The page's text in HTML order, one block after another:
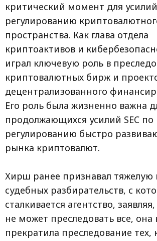
критический момент для усилий
регулированию
пространства. Как глава отдела
криптоактивов и
играл ключевую роль в
криптовалютных бирж и
децентрализованного
Его роль была жизненно важна
продолжающихся усилий SEC по
регулированию быстро
рынка криптовалют.
Хирш ранее признавал тяжелую
судебных разбирательств, с
сталкивается агентство,
не может преследовать все, она
прекратила преследование тех,